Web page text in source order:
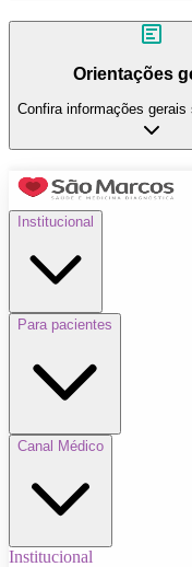
Orientações
Confira informações gerais
Institucional
Para pacientes
Canal Médico
Institucional